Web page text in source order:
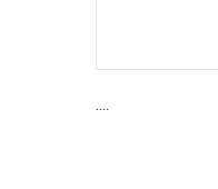
....